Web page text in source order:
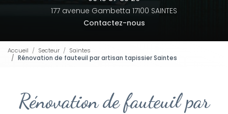
177 avenue Gambetta 17100 SAINTES
Contactez-nous
Accueil Secteur
Saintes
Rénovation de fauteuil par artisan tapissier Saintes
Rénovation de fauteuil par